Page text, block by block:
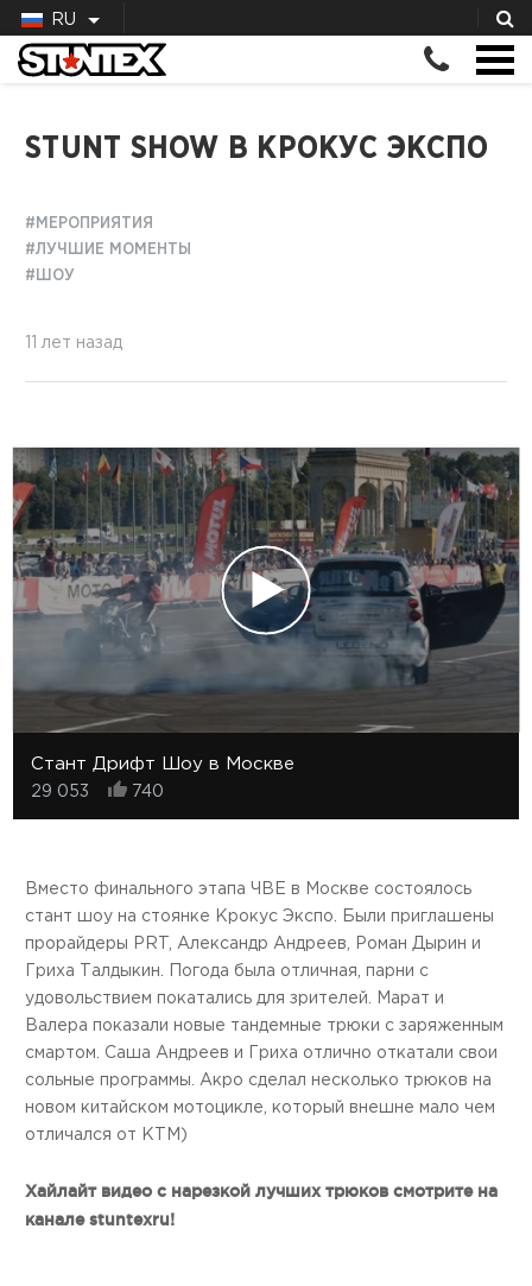
RU
STUNT SHOW В КРОКУС ЭКСПО
#МЕРОПРИЯТИЯ
#ЛУЧШИЕ МОМЕНТЫ
#ШОУ
11 лет назад
Стант Дрифт Шоу в Москве
29 053 740
Вместо финального этапа ЧВЕ в Москве состоялось
стант шоу на стоянке Крокус Экспо. Были приглашены
прорайдеры PRT, Александр Андреев, Роман Дырин и
Гриха Талдыкин. Погода была отличная, парни с
удовольствием покатались для зрителей. Марат и
Валера показали новые тандемные трюки с заряженным
смартом. Саша Андреев и Гриха отлично откатали свои
сольные программы. Акро сделал несколько трюков на
новом китайском мотоцикле, который внешне мало чем
отличался от KTM)
Хайлайт видео с нарезкой лучших трюков смотрите на
канале stuntexru!